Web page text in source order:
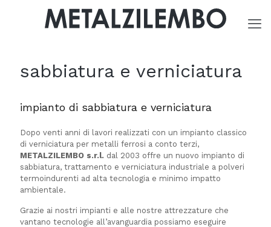
sabbiatura e verniciatura
impianto di sabbiatura e verniciatura
Dopo venti anni di lavori realizzati con un impianto classico
di verniciatura per metalli ferrosi a conto terzi,
METALZILEMBO s.r.l. dal 2003 offre un nuovo impianto di
sabbiatura, trattamento e verniciatura industriale a polveri
termoindurenti ad alta tecnologia e minimo impatto
ambientale.
Grazie ai nostri impianti e alle nostre attrezzature che
vantano tecnologie all’avanguardia possiamo eseguire